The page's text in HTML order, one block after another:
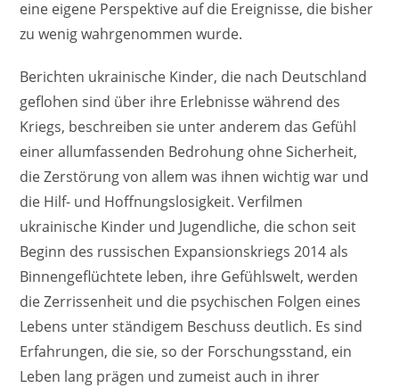
eine eigene Perspektive auf die Ereignisse, die bisher
zu wenig wahrgenommen wurde.
Berichten ukrainische Kinder, die nach Deutschland
geflohen sind über ihre Erlebnisse während des
Kriegs, beschreiben sie unter anderem das Gefühl
einer allumfassenden Bedrohung ohne Sicherheit,
die Zerstörung von allem was ihnen wichtig war und
die Hilf- und Hoffnungslosigkeit. Verfilmen
ukrainische Kinder und Jugendliche, die schon seit
Beginn des russischen Expansionskriegs 2014 als
Binnengeflüchtete leben, ihre Gefühlswelt, werden
die Zerrissenheit und die psychischen Folgen eines
Lebens unter ständigem Beschuss deutlich. Es sind
Erfahrungen, die sie, so der Forschungsstand, ein
Leben lang prägen und zumeist auch in ihrer